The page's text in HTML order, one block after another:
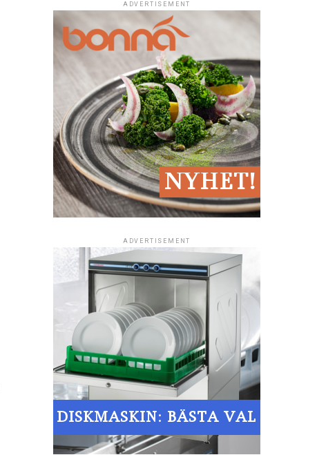
ADVERTISEMENT
ADVERTISEMENT